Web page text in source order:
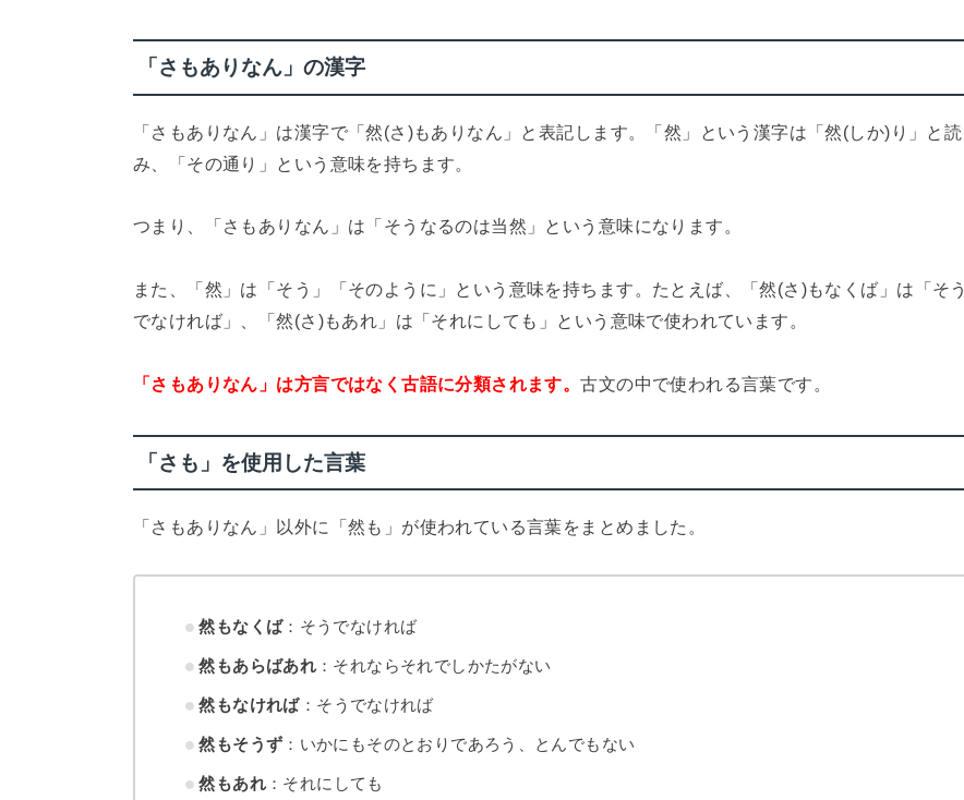
「さもありなん」の漢字
「さもありなん」は漢字で「然(さ)もありなん」と表記します。「然」という漢字は「然(しか)り」と読
み、「その通り」という意味を持ちます。
つまり、「さもありなん」は「そうなるのは当然」という意味になります。
また、「然」は「そう」「そのように」という意味を持ちます。たとえば、「然(さ)もなくば」は「そう
でなければ」、「然(さ)もあれ」は「それにしても」という意味で使われています。
「さもありなん」は方言ではなく古語に分類されます。古文の中で使われる言葉です。
「さも」を使用した言葉
「さもありなん」以外に「然も」が使われている言葉をまとめました。
然もなくば：そうでなければ
然もあらばあれ ：それならそれでしかたがない
然もなければ：そうでなければ
然もそうず ：いかにもそのとおりであろう、とんでもない
然もあれ：それにしても